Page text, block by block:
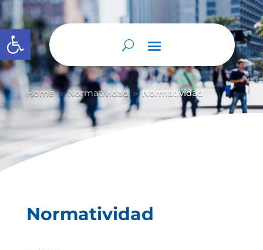
Abrir barra de herramientas
Home 9 Normatividad 9 Normatividad
Normatividad